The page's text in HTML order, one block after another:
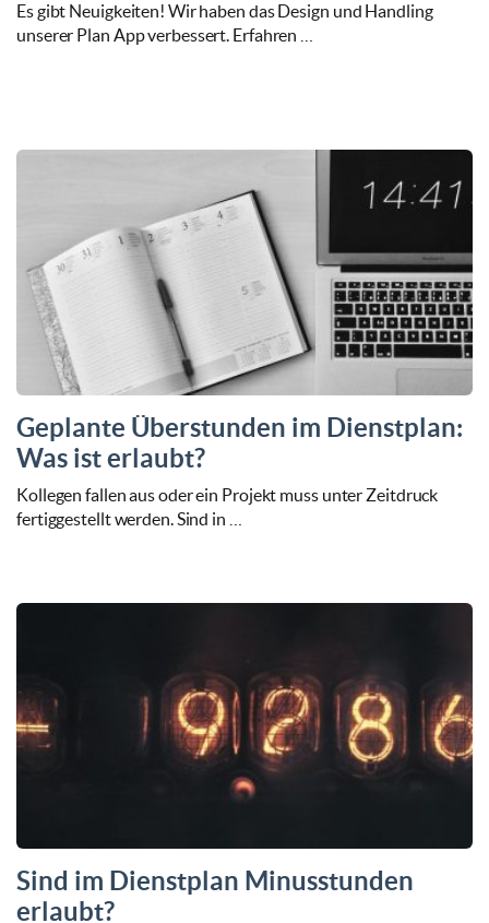
Es gibt Neuigkeiten! Wir haben das Design und Handling
unserer Plan App verbessert. Erfahren …
Geplante Überstunden im Dienstplan:
Was ist erlaubt?
Kollegen fallen aus oder ein Projekt muss unter Zeitdruck
fertiggestellt werden. Sind in …
Sind im Dienstplan Minusstunden
erlaubt?